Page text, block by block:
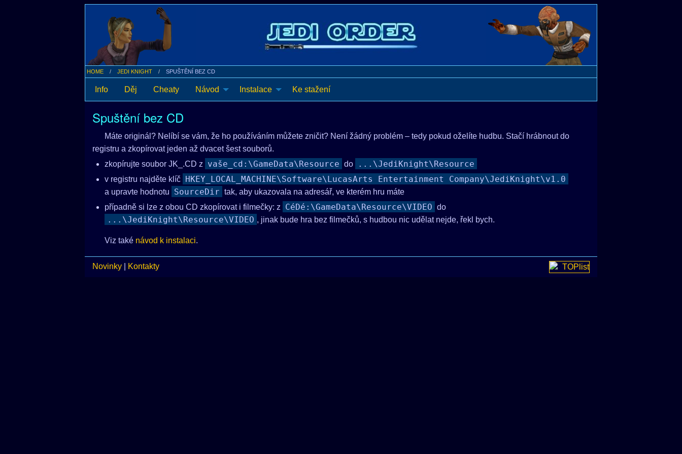
HOME JEDI KNIGHT SPUŠTĚNÍ BEZ CD
Info Děj Cheaty Návod Instalace Ke stažení
Spuštění bez CD
Máte originál? Nelíbí se vám, že ho používáním můžete zničit? Není žádný problém – tedy pokud oželíte hudbu. Stačí hrábnout do
registru a zkopírovat jeden až dvacet šest souborů.
zkopírujte soubor JK_.CD z
vaše_cd:\GameData\Resource do ...\JediKnight\Resource
v registru najděte klíč HKEY_LOCAL_MACHINE\Software\LucasArts Entertainment Company\JediKnight\v1.0
a upravte hodnotu SourceDir tak, aby ukazovala na adresář, ve kterém hru máte
případně si lze z obou CD zkopírovat i filmečky: z
CéDé:\GameData\Resource\VIDEO do
...\JediKnight\Resource\VIDEO , jinak bude hra bez filmečků, s hudbou nic udělat nejde, řekl bych.
Viz také návod k instalaci.
Novinky Kontakty